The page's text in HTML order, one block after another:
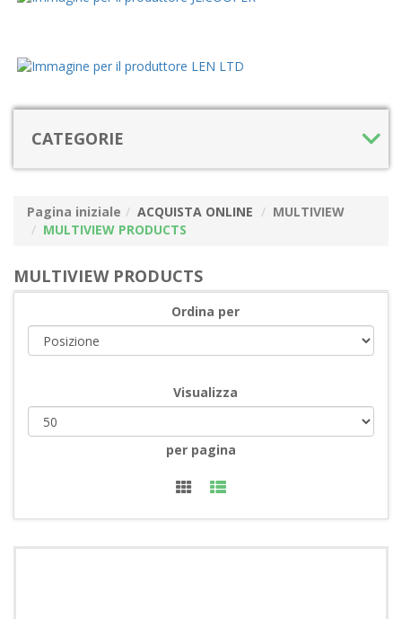
CATEGORIE
Pagina iniziale ACQUISTA ONLINE
MULTIVIEW
MULTIVIEW PRODUCTS
MULTIVIEW PRODUCTS
Ordina per
Visualizza
per pagina